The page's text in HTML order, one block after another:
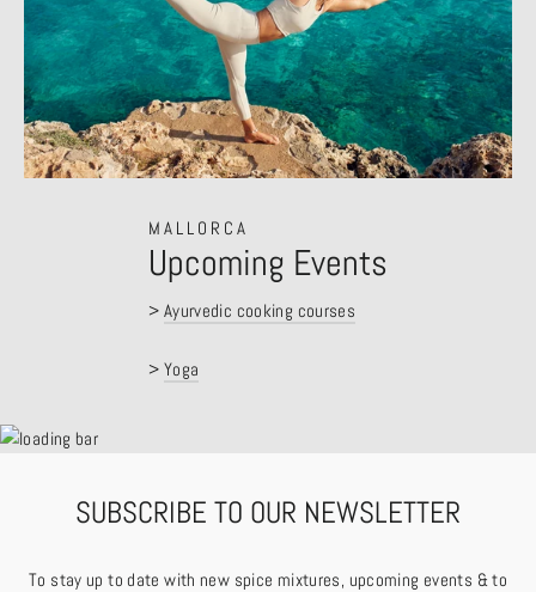
MALLORCA
Upcoming Events
> Ayurvedic cooking courses
> Yoga
SUBSCRIBE TO OUR NEWSLETTER
To stay up to date with new spice mixtures, upcoming events & to